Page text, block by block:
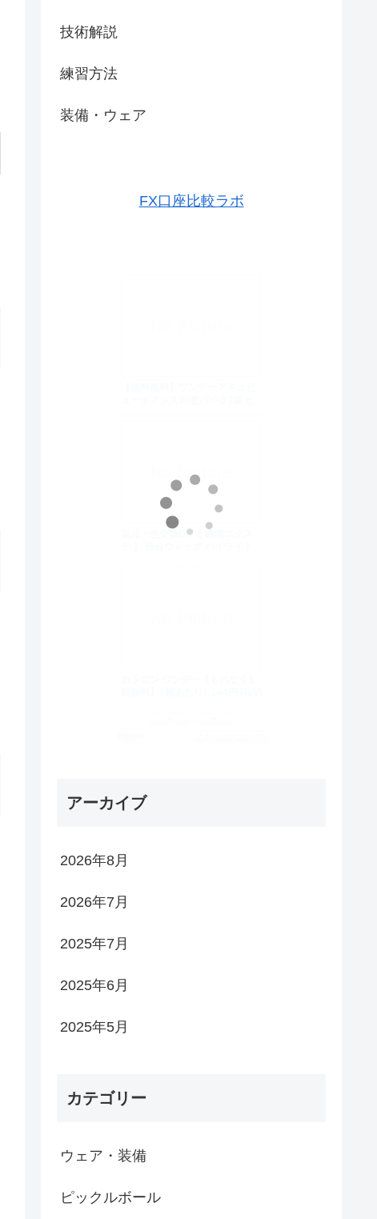
技術解説
練習方法
装備・ウェア
FX口座比較ラボ
アーカイブ
2026年8月
2026年7月
2025年7月
2025年6月
2025年5月
カテゴリー
ウェア・装備
ピックルボール